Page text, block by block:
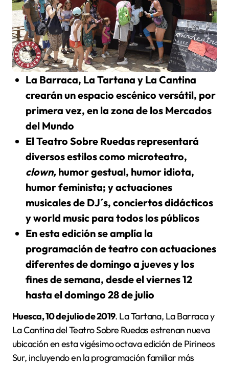
La Barraca, La Tartana y La Cantina
crearán un espacio escénico versátil, por
primera vez, en la zona de los Mercados
del Mundo
El Teatro Sobre Ruedas representará
diversos estilos como microteatro,
clown, humor gestual, humor idiota,
humor feminista; y actuaciones
musicales de DJ´s, conciertos didácticos
y world music para todos los públicos
En esta edición se amplía la
programación de teatro con actuaciones
diferentes de domingo a jueves y los
fines de semana, desde el viernes 12
hasta el domingo 28 de julio
Huesca, 10 de julio de 2019. La Tartana, La Barraca y
La Cantina del Teatro Sobre Ruedas estrenan nueva
ubicación en esta vigésimo octava edición de Pirineos
Sur, incluyendo en la programación familiar más